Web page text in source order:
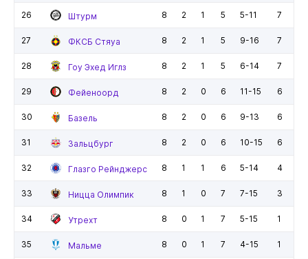
26 Штурм 8 2 1 5 5-11 7
27 ФКСБ Стяуа 8 2 1 5 9-16 7
28 Гоу Эхед Иглз 8 2 1 5 6-14 7
29 Фейеноорд 8 2 0 6 11-15 6
30 Базель 8 2 0 6 9-13 6
31 Зальцбург 8 2 0 6 10-15 6
32 Глазго Рейнджерс 8 1 1 6 5-14 4
33 Ницца Олимпик 8 1 0 7 7-15 3
34 Утрехт 8 0 1 7 5-15 1
35 Мальме 8 0 1 7 4-15 1